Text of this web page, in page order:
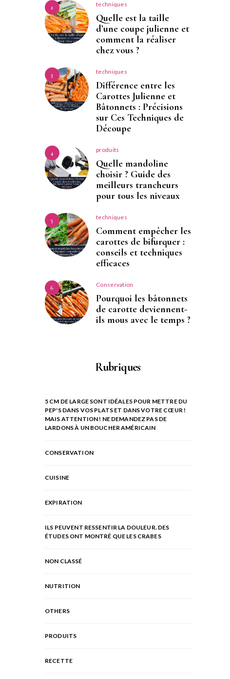
2 techniques
Quelle est la taille
d’une coupe julienne et
comment la réaliser
chez vous ?
3 techniques
Différence entre les
Carottes Julienne et
Bâtonnets : Précisions
sur Ces Techniques de
Découpe
4 produits
Quelle mandoline
choisir ? Guide des
meilleurs trancheurs
pour tous les niveaux
5 techniques
Comment empêcher les
carottes de bifurquer :
conseils et techniques
efficaces
6 Conservation
Pourquoi les bâtonnets
de carotte deviennent-
ils mous avec le temps ?
Rubriques
5 CM DE LARGE SONT IDÉALES POUR METTRE DU
PEP'S DANS VOS PLATS ET DANS VOTRE CŒUR !
MAIS ATTENTION ! NE DEMANDEZ PAS DE
LARDONS À UN BOUCHER AMÉRICAIN
CONSERVATION
CUISINE
EXPIRATION
ILS PEUVENT RESSENTIR LA DOULEUR. DES
ÉTUDES ONT MONTRÉ QUE LES CRABES
NON CLASSÉ
NUTRITION
OTHERS
PRODUITS
RECETTE